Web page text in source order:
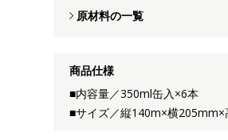
原材料の一覧
商品仕様
■内容量／350ml缶入×6本
■サイズ／縦140m×横